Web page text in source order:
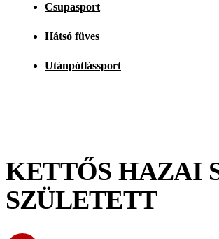
Csupasport
Hátsó füves
Utánpótlássport
KETTŐS HAZAI
SZÜLETETT